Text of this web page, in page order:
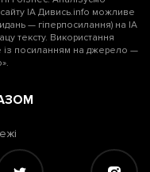
ІА Дивись.info можливе
— гіперпосилання) на ІА
тексту. Використання
із посиланням на джерело —